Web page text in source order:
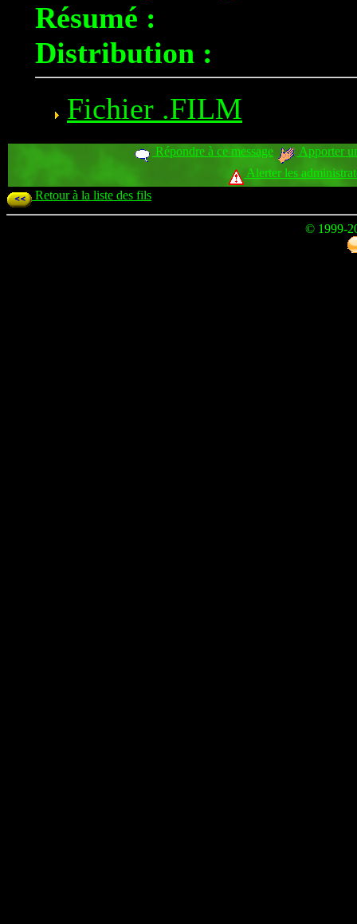
Résumé :
Distribution :
Fichier .FILM
Répondre à ce message
Apporter
Alerter les
Retour à la liste des fils
© 1999-